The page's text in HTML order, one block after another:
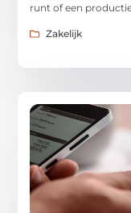
runt of een
Zakelijk